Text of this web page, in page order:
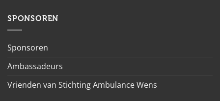
SPONSOREN
Sponsoren
Ambassadeurs
Vrienden van Stichting Ambulance Wens